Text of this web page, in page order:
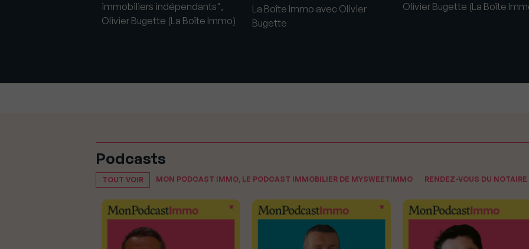
immobiliers indépendants",
Olivier Bugette (La Boîte Immo)
La Boîte Immo avec Olivier
Bugette
Olivier Bugette (La Boîte
Podcasts
TOUT VOIR MON PODCAST IMMO, LE PODCAST IMMOBILIER DE MYSWEETIMMO RENDEZ-VOUS DU NOTAIRE